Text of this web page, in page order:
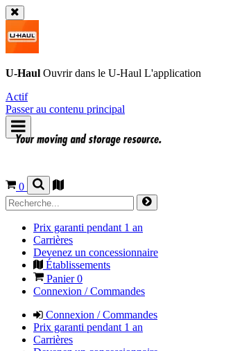
U-Haul Ouvrir dans le U-Haul L'application
Actif
Passer au contenu principal
0
Prix garanti pendant 1 an
Carrières
Devenez un concessionnaire
Établissements
Panier0
Connexion / Commandes
Connexion / Commandes
Prix garanti pendant 1 an
Carrières